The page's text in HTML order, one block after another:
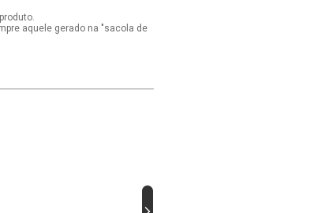
aquele gerado na "sacola de